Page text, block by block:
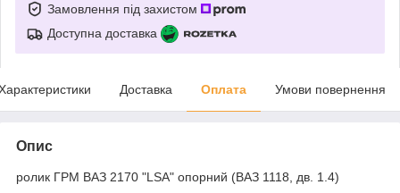
Замовлення під захистом
Доступна доставка
Доставка Оплата Умови повернення
Опис
ролик ГРМ ВАЗ 2170 "LSA" опорний (ВАЗ 1118, дв. 1.4)